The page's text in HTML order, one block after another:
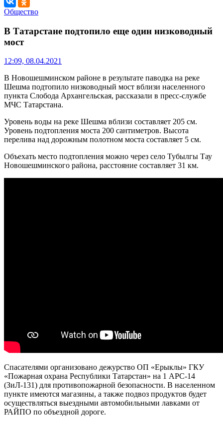
Общество
В Татарстане подтопило еще один низководный
мост
12:09, 08.04.2021
В Новошешминском районе в результате паводка на реке
Шешма подтопило низководный мост вблизи населенного
пункта Слобода Архангельская, рассказали в пресс-службе
МЧС Татарстана.
Уровень воды на реке Шешма вблизи составляет 205 см.
Уровень подтопления моста 200 сантиметров. Высота
перелива над дорожным полотном моста составляет 5 см.
Объехать место подтопления можно через село Тубылгы Тау
Новошешминского района, расстояние составляет 31 км.
Спасателями организовано дежурство ОП «Ерыклы» ГКУ
«Пожарная охрана Республики Татарстан» на 1 АРС-14
(ЗиЛ-131) для противопожарной безопасности. В населенном
пункте имеются магазины, а также подвоз продуктов будет
осуществляться выездными автомобильными лавками от
РАЙПО по объездной дороге.